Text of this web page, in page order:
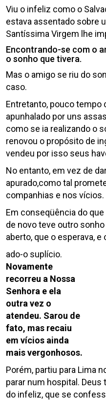
Viu o infeliz como o
estava assentado sobre
Santíssima Virgem lhe
Encontrando-se com o
o sonho que tivera.
Mas o amigo se riu do
caso.
Entretanto, pouco tempo
apunhalado por uns
como se ia realizando o
renovou o propósito de
vendeu por isso seus
No entanto, em vez de
apurado,como tal
companhias e nos vícios.
Em conseqüência do
de novo teve outro
aberto, que o esperava, e
ado-o suplício.
Novamente
recorreu a Nossa
Senhora e ela
outra vez o
atendeu. Sarou de
fato, mas recaiu
em vícios ainda
mais vergonhosos.
Porém, partiu para Lima
parar num hospital.
do infeliz, que se